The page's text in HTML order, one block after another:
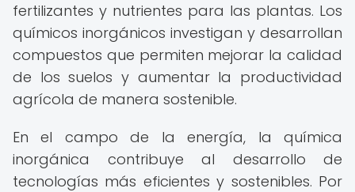
fertilizantes y nutrientes para las plantas. Los
químicos inorgánicos investigan y desarrollan
compuestos que permiten mejorar la calidad
de los suelos y aumentar la productividad
agrícola de manera sostenible.
En el campo de la energía, la química
inorgánica contribuye al desarrollo de
tecnologías más eficientes y sostenibles. Por